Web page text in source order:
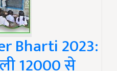
Bharti 2023: